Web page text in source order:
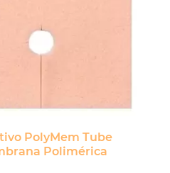
PolyMem Tube
Polimérica